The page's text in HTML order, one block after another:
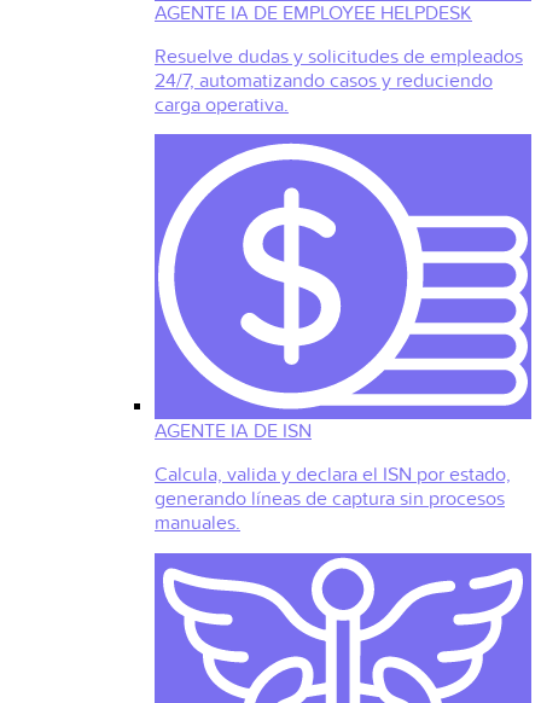
AGENTE IA DE EMPLOYEE HELPDESK
Resuelve dudas y solicitudes de empleados
24/7, automatizando casos y reduciendo
carga operativa.
AGENTE IA DE ISN
Calcula, valida y declara el ISN por estado,
generando líneas de captura sin procesos
manuales.